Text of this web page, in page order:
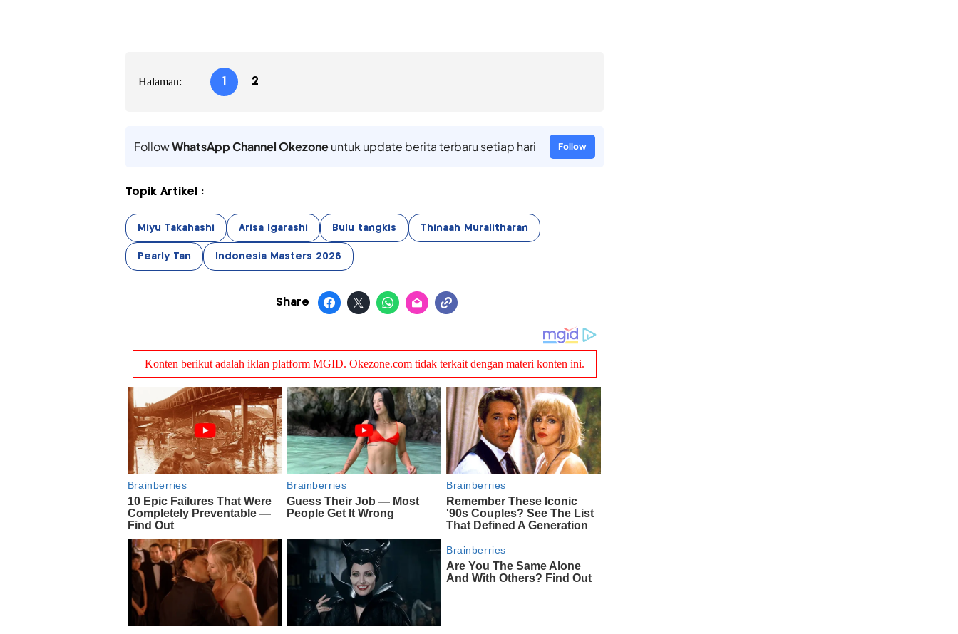
Halaman: 1 2
FollowWhatsApp Channel Okezoneuntuk update berita terbaru setiap hari Follow
Topik Artikel :
Miyu Takahashi Arisa Igarashi Bulu tangkis Thinaah Muralitharan
Pearly Tan Indonesia Masters 2026
Share